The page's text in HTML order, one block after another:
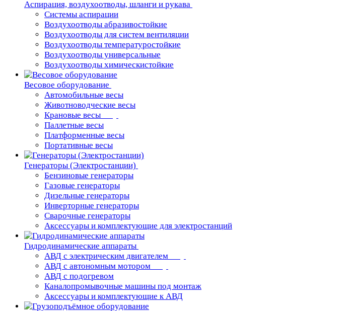
Аспирация, воздухоотводы, шланги и рукава
Системы аспирации
Воздухоотводы абразивостойкие
Воздухоотводы для систем вентиляции
Воздухоотводы температуростойкие
Воздухоотводы универсальные
Воздухоотводы химическистойкие
Весовое оборудование
Автомобильные весы
Животноводческие весы
Крановые весы
Паллетные весы
Платформенные весы
Портативные весы
Генераторы (Электростанции)
Бензиновые генераторы
Газовые генераторы
Дизельные генераторы
Инверторные генераторы
Сварочные генераторы
Аксессуары и комплектующие для электростанций
Гидродинамические аппараты
АВД с электрическим двигателем
АВД с автономным мотором
АВД с подогревом
Каналопромывочные машины под монтаж
Аксессуары и комплектующие к АВД